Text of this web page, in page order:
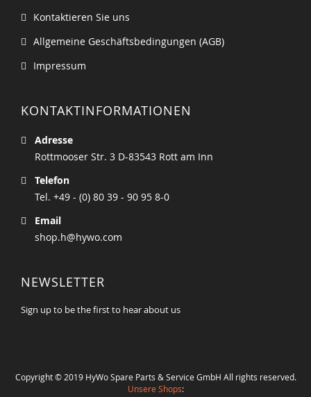
Kontaktieren Sie uns
Allgemeine Geschäftsbedingungen (AGB)
Impressum
KONTAKTINFORMATIONEN
Adresse
Rottmooser Str. 3 D-83543 Rott am Inn
Telefon
Tel. +49 - (0) 80 39 - 90 95 8-0
Email
shop.h@hywo.com
NEWSLETTER
Sign up to be the first to hear about us
Copyright © 2019 HyWo Spare Parts & Service GmbH All rights reserved.
Unsere Shops: